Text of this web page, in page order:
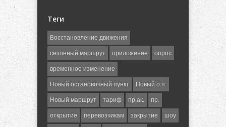
Теги
Восстановление движения
сезонный маршрут приложение опрос
временное изменение
Новый остановочный пункт Новый о.п.
Новый маршрут тариф пр.ак. пр.
открытие перевозчикам закрытие шоу